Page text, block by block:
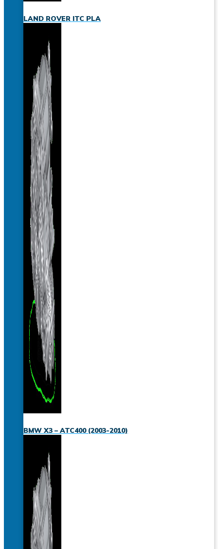
LAND ROVER ITC PLA
BMW X3 – ATC400 (2003-2010)